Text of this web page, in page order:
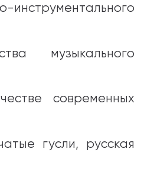
музыкального
современных
гусли, русская